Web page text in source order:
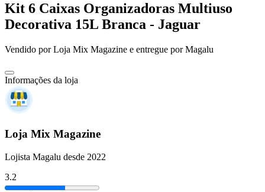
Kit 6 Caixas Organizadoras Multiuso
Decorativa 15L Branca - Jaguar
Vendido porLoja Mix Magazine e entregue por Magalu
Informações da loja
Loja Mix Magazine
Lojista Magalu desde 2022
3.2